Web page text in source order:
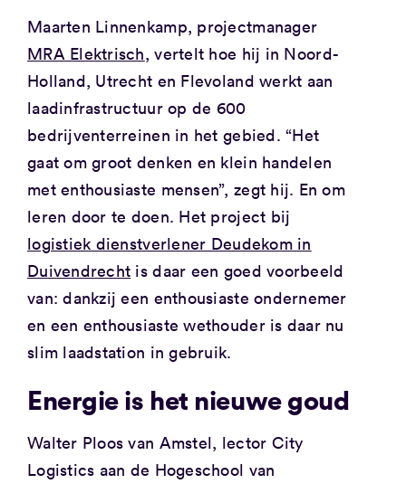
Maarten Linnenkamp, projectmanager
MRA Elektrisch, vertelt hoe hij in Noord-
Holland, Utrecht en Flevoland werkt aan
laadinfrastructuur op de 600
bedrijventerreinen in het gebied. “Het
gaat om groot denken en klein handelen
met enthousiaste mensen”, zegt hij. En om
leren door te doen. Het project bij
logistiek dienstverlener Deudekom in
Duivendrecht is daar een goed voorbeeld
van: dankzij een enthousiaste ondernemer
en een enthousiaste wethouder is daar nu
slim laadstation in gebruik.
Energie is het nieuwe goud
Walter Ploos van Amstel, lector City
Logistics aan de Hogeschool van